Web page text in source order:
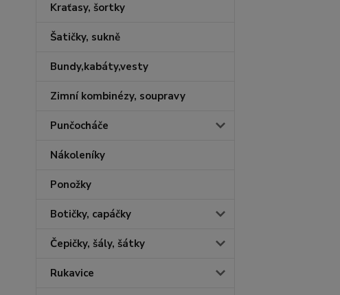
Kraťasy, šortky
Šatičky, sukně
Bundy,kabáty,vesty
Zimní kombinézy, soupravy
Punčocháče
Nákoleníky
Ponožky
Botičky, capáčky
Čepičky, šály, šátky
Rukavice